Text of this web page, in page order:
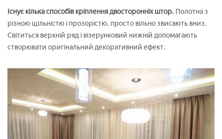
Існує кілька способів кріплення двосторонніх штор. Полотна з
різною щільністю і прозорістю, просто вільно звисають вниз.
Світиться верхній ряд і візерунковий нижній допомагають
створювати оригінальний декоративний ефект.